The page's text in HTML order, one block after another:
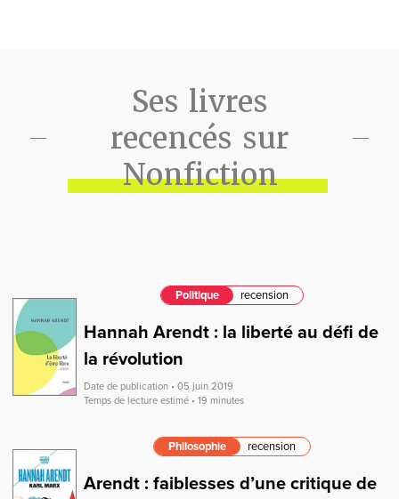
Ses livres
recencés sur
Nonfiction
Politique recension
Hannah Arendt : la liberté au défi de
la révolution
Date de publication • 05 juin 2019
Temps de lecture estimé • 19 minutes
Philosophie recension
Arendt : faiblesses d’une critique de